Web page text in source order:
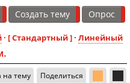
Создать тему Опрос
· [ Стандартный ] · Линейный
на тему Поделиться